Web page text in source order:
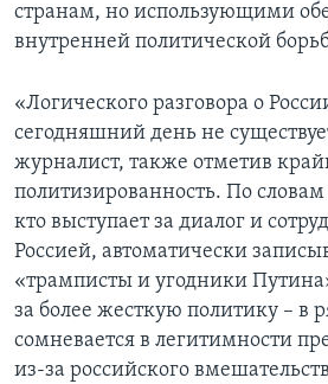
странам, но использующими
внутренней политической
«Логического разговора о
сегодняшний день не
журналист, также отметив
политизированность. По
кто выступает за диалог и
Россией, автоматически
«трамписты и угодники
за более жесткую политику – в
сомневается в легитимности
из-за российского